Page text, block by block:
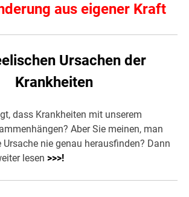
aus eigener Kraft
Ursachen der
Krankheiten
dass Krankheiten mit unserem
Aber Sie meinen, man
Ursache nie genau herausfinden? Dann
lesen >>>!